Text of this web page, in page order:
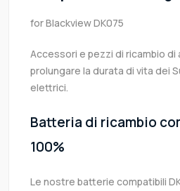
for Blackview DK075
Accessori e pezzi di ricambio di
prolungare la durata di vita dei
elettrici.
Batteria di ricambio
100%
Le nostre batterie compatibili